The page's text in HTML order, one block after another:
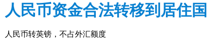
人民币资金合法转移到居住国
人民币转英镑，不占外汇额度